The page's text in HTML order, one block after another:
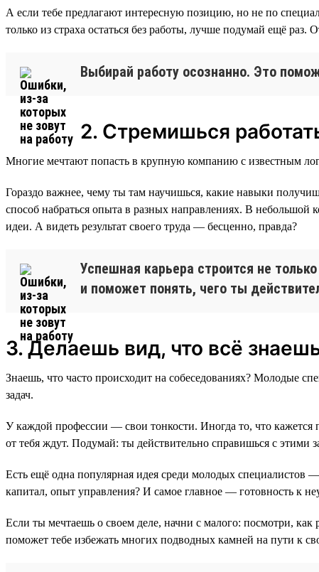
А если тебе предлагают интересную позицию, но не по
только из страха остаться без работы, лучше подумай ещё раз.
Выбирай работу осознанно. Это
2. Стремишься
Многие мечтают попасть в крупную компанию с известным
Гораздо важнее, чему ты там научишься, какие навыки
способ набраться опыта в разных направлениях. В небольшой
идеи. А видеть результат своего труда — бесценно, правда?
Успешная карьера строится не
и поможет понять, чего ты
3. Делаешь вид, что всё
Знаешь, что часто происходит на собеседованиях? Молодые
задач.
У каждой профессии — свои тонкости. Иногда то, что кажется
от тебя ждут. Подумай: ты действительно справишься с этими
Есть ещё одна популярная идея среди молодых специалистов
капитал, опыт управления? И самое главное — готовность к
Если ты мечтаешь о своем деле, начни с малого: посмотри,
поможет тебе избежать многих подводных камней на пути к